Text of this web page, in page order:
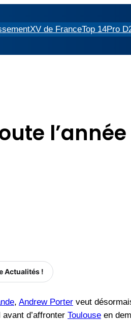
XV de FranceTop 14Pro
l’année
Actualités !
, Andrew Porter veut
d’affronter Toulouse en